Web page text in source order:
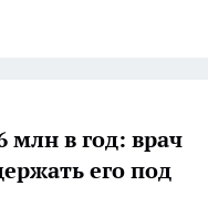
млн в год: врач
его под